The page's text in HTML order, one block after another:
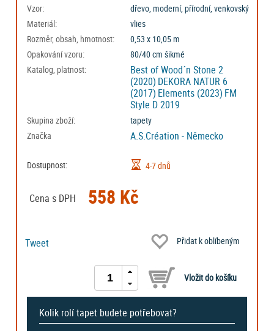
Vzor:
dřevo, moderní, přírodní, venkovský
Materiál:
vlies
Rozměr, obsah, hmotnost:
0,53 x 10,05 m
Opakování vzoru:
80/40 cm šikmé
Katalog, platnost:
Best of Wood´n Stone 2
(2020) DEKORA NATUR 6
(2017) Elements (2023) FM
Style D 2019
Skupina zboží:
tapety
Značka
A.S.Création - Německo
Dostupnost: 4-7 dnů
Cena s DPH 558 Kč
Tweet Přidat k oblíbeným
Kolik rolí tapet budete potřebovat?